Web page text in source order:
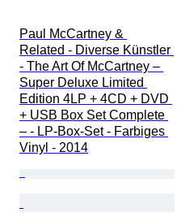
Paul McCartney &
Related - Diverse Künstler
- The Art Of McCartney –
Super Deluxe Limited
Edition 4LP + 4CD + DVD
+ USB Box Set Complete
– - LP-Box-Set - Farbiges
Vinyl - 2014